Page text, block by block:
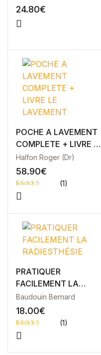
24.80€
POCHE A LAVEMENT
COMPLETE + LIVRE LE
LAVEMENT
Halfon Roger (Dr)
58.90€
Noté
1
client
(1)
PRATIQUER
FACILEMENT LA
RADIESTHÉSIE
Baudouin Bernard
18.00€
Noté
5 basé
1
(1)